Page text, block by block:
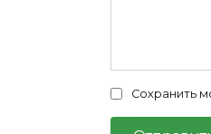
Сохранить